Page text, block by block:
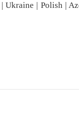
| Polish |